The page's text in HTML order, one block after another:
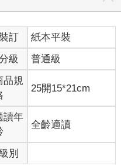
裝訂
紙本平裝
級 普通級
品規
25開15*21cm
讀年
全齡適讀
別